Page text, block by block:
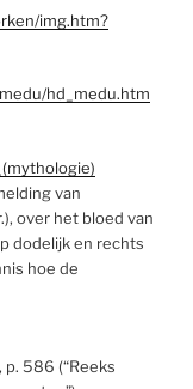
img.htm?
hd_medu.htm
van
over het bloed van
dodelijk en rechts
hoe de
p. 586 (“Reeks